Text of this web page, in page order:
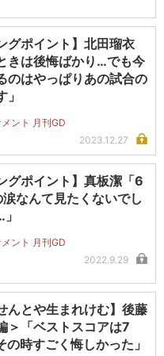
グポイント】北田瑠衣
きは後悔ばかり…でも今
のはやっぱりあの試合の
ント 月刊GD
2023.12.27
グポイント】真板潔「6
なんて見たくないでし
ント 月刊GD
2022.9.29
んとや生まれけむ】後藤
＞「ベストスコアは7
の時すごく悔しかった」